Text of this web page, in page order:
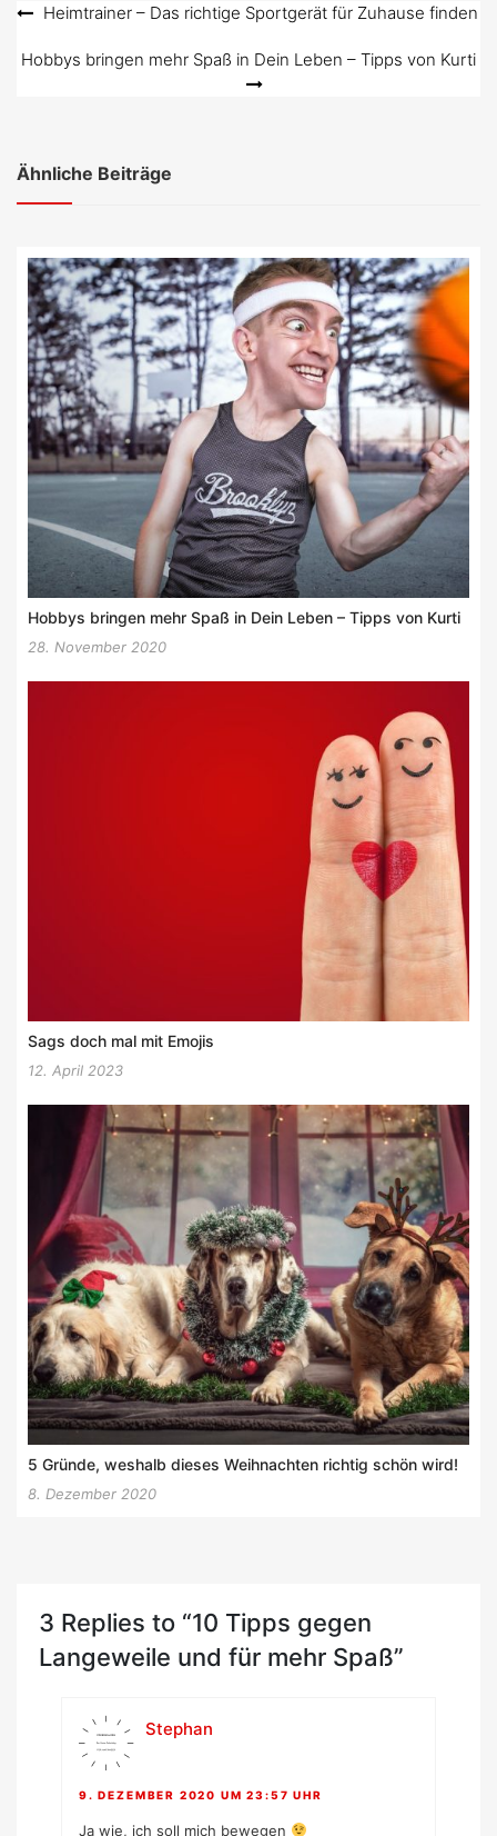
Beitragsnavigation
Heimtrainer – Das richtige Sportgerät für Zuhause finden
Hobbys bringen mehr Spaß in Dein Leben – Tipps von Kurti
Ähnliche Beiträge
Hobbys bringen mehr Spaß in Dein Leben – Tipps von Kurti
28. November 2020
Sags doch mal mit Emojis
12. April 2023
5 Gründe, weshalb dieses Weihnachten richtig schön wird!
8. Dezember 2020
3 Replies to “10 Tipps gegen
Langeweile und für mehr Spaß”
Stephan
9. DEZEMBER 2020 UM 23:57 UHR
Ja wie, ich soll mich bewegen